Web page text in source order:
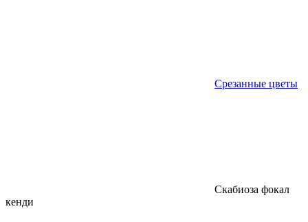
Срезанные цветы
Скабиоза фокал
кенди